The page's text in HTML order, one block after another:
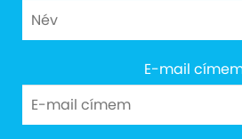
06. AUTTALENT 2023
07. AUTTALENT 2025
08. AUTTALENT 2025 – Kuratórium
AUTTALENT 2025 –
E-mail